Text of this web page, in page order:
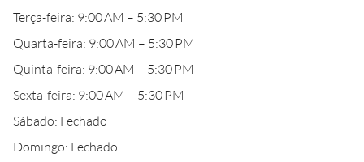
Terça-feira: 9:00 AM – 5:30 PM
Quarta-feira: 9:00 AM – 5:30 PM
Quinta-feira: 9:00 AM – 5:30 PM
Sexta-feira: 9:00 AM – 5:30 PM
Sábado: Fechado
Domingo: Fechado